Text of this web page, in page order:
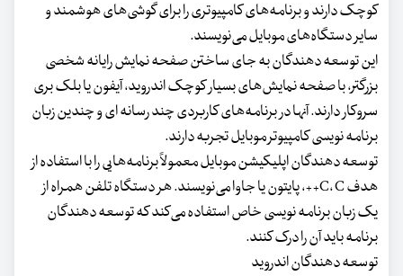
کوچک دارند و برنامه‌های کامپیوتری را برای گوشی‌های هوشمند و
سایر دستگاه‌های موبایل می‌نویسند.
این توسعه دهندگان به جای ساختن صفحه نمایش رایانه شخصی
بزرگتر، با صفحه نمایش‌های بسیار کوچک اندروید، آیفون یا بلک بری
سروکار دارند. آنها در برنامه‌های کاربردی چند رسانه ای و چندین زبان
برنامه نویسی کامپیوتر موبایل تجربه دارند.
توسعه دهندگان اپلیکیشن موبایل معمولاً برنامه‌هایی را با استفاده از
هدف C، C++، پایتون یا جاوا می‌نویسند. هر دستگاه تلفن همراه از
یک زبان برنامه نویسی خاص استفاده می‌کند که توسعه دهندگان
برنامه باید آن را درک کنند.
توسعه دهندگان اندروید